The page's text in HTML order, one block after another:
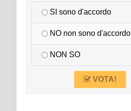
SI sono d'accordo
NO non sono d'accordo
NON SO
VOTA!